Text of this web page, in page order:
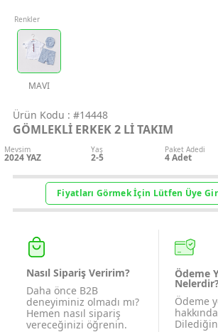
Ürün Kodu : #14448
GÖMLEKLİ ERKEK 2 Lİ TAKIM
Mevsim
2024 YAZ
Yaş
2-5
Paket Adedi
4Adet
Renkler
MAVI
Fiyatları Görmek İçin Lütfen Üye
Nasıl Sipariş Veririm?
Daha önce B2B
deneyiminiz olmadı mı?
Hemen nasıl sipariş
vereceğinizi öğrenin.
Ödeme
Ödeme